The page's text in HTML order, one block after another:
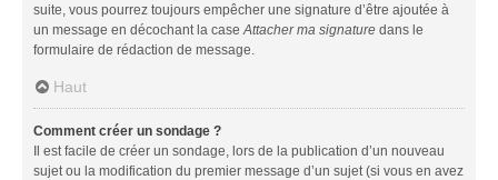
suite, vous pourrez toujours empêcher une signature d’être ajoutée à
un message en décochant la case Attacher ma signature dans le
formulaire de rédaction de message.
Haut
Comment créer un sondage ?
Il est facile de créer un sondage, lors de la publication d’un nouveau
sujet ou la modification du premier message d’un sujet (si vous en avez